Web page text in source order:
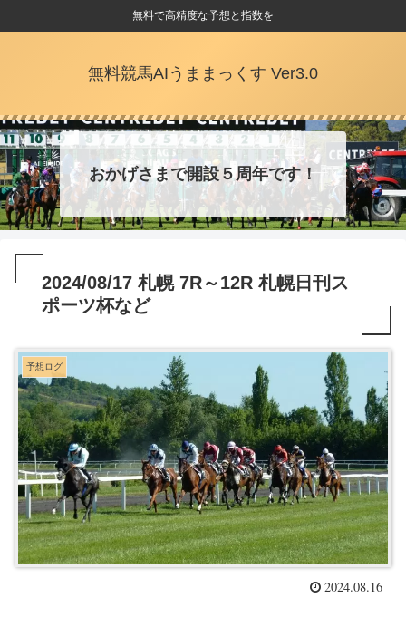
無料で高精度な予想と指数を
無料競馬AIうままっくす Ver3.0
おかげさまで開設５周年です！
2024/08/17 札幌 7R～12R 札幌日刊ス
ポーツ杯など
予想ログ
2024.08.16